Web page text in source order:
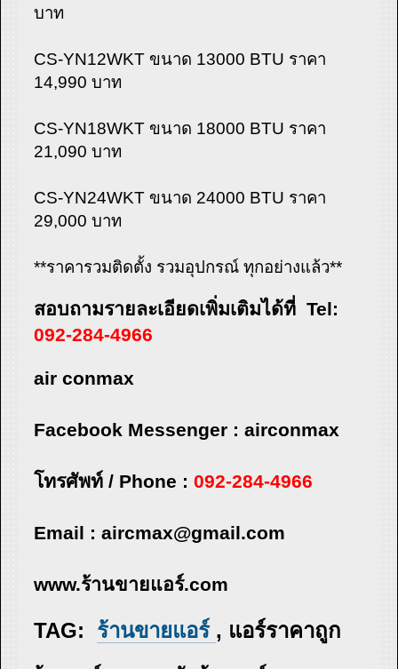
บาท
CS-YN12WKT ขนาด 13000 BTU ราคา
14,990 บาท
CS-YN18WKT ขนาด 18000 BTU ราคา
21,090 บาท
CS-YN24WKT ขนาด 24000 BTU ราคา
29,000 บาท
**ราคารวมติดตั้ง รวมอุปกรณ์ ทุกอย่างแล้ว**
สอบถามรายละเอียดเพิ่มเติมได้ที่ Tel:
092-284-4966
air conmax
Facebook Messenger : airconmax
โทรศัพท์ / Phone :092-284-4966
Email :aircmax@gmail.com
www.ร้านขายแอร์.com
TAG: ร้านขายแอร์ , แอร์ราคาถูก